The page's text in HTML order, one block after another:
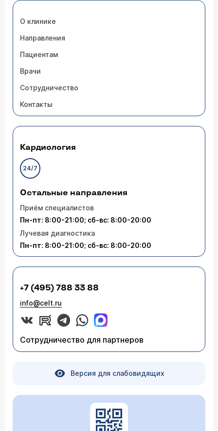
О клинике
Направления
Пациентам
Врачи
Сотрудничество
Контакты
Кардиология
24/7
Остальные направления
Приём специалистов
Пн-пт: 8:00-21:00; сб-вс: 8:00-20:00
Лучевая диагностика
Пн-пт: 8:00-21:00; сб-вс: 8:00-20:00
+7 (495) 788 33 88
info@celt.ru
Сотрудничество для партнеров
Версия для слабовидящих